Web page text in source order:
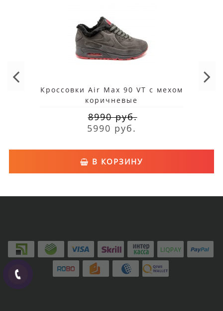
Кроссовки Air Max 90 VT с мехом
коричневые
8990 руб.
5990 руб.
В КОРЗИНУ